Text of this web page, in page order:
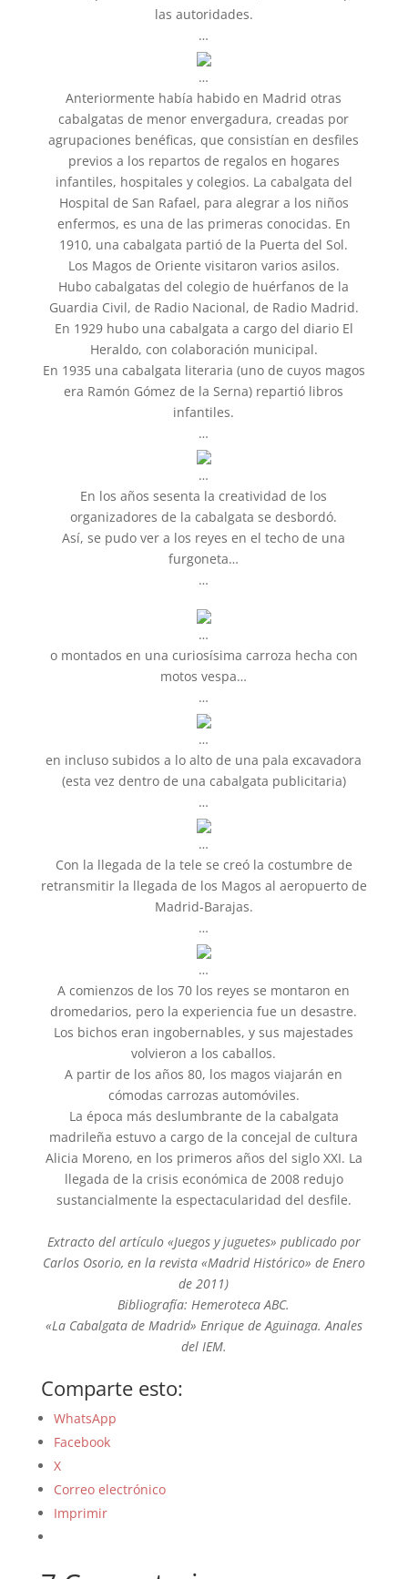
las autoridades.
…
…
Anteriormente había habido en Madrid otras
cabalgatas de menor envergadura, creadas por
agrupaciones benéficas, que consistían en desfiles
previos a los repartos de regalos en hogares
infantiles, hospitales y colegios. La cabalgata del
Hospital de San Rafael, para alegrar a los niños
enfermos, es una de las primeras conocidas. En
1910, una cabalgata partió de la Puerta del Sol.
Los Magos de Oriente visitaron varios asilos.
Hubo cabalgatas del colegio de huérfanos de la
Guardia Civil, de Radio Nacional, de Radio Madrid.
En 1929 hubo una cabalgata a cargo del diario El
Heraldo, con colaboración municipal.
En 1935 una cabalgata literaria (uno de cuyos magos
era Ramón Gómez de la Serna) repartió libros
infantiles.
…
…
En los años sesenta la creatividad de los
organizadores de la cabalgata se desbordó.
Así, se pudo ver a los reyes en el techo de una
furgoneta…
…
…
o montados en una curiosísima carroza hecha con
motos vespa…
…
…
en incluso subidos a lo alto de una pala excavadora
(esta vez dentro de una cabalgata publicitaria)
…
…
Con la llegada de la tele se creó la costumbre de
retransmitir la llegada de los Magos al aeropuerto de
Madrid-Barajas.
…
…
A comienzos de los 70 los reyes se montaron en
dromedarios, pero la experiencia fue un desastre.
Los bichos eran ingobernables, y sus majestades
volvieron a los caballos.
A partir de los años 80, los magos viajarán en
cómodas carrozas automóviles.
La época más deslumbrante de la cabalgata
madrileña estuvo a cargo de la concejal de cultura
Alicia Moreno, en los primeros años del siglo XXI. La
llegada de la crisis económica de 2008 redujo
sustancialmente la espectacularidad del desfile.
Extracto del artículo «Juegos y juguetes» publicado por
Carlos Osorio, en la revista «Madrid Histórico» de Enero
de 2011)
Bibliografía: Hemeroteca ABC.
«La Cabalgata de Madrid» Enrique de Aguinaga. Anales
del IEM.
Comparte esto:
WhatsApp
Facebook
X
Correo electrónico
Imprimir